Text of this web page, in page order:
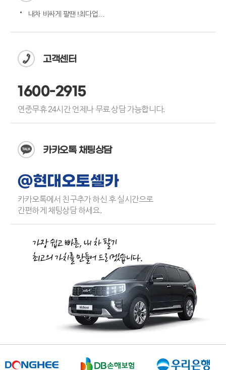
고객센터
1600-2915
연중무휴 24시간 언제나 무료 상담 가능합니다.
카카오톡 채팅상담
@현대오토셀카
카카오톡에서 친구추가 하신 후 실시간으로
간편하게 채팅상담 하세요.